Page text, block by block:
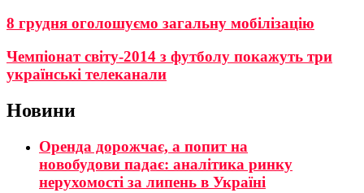
8 грудня оголошуємо загальну мобілізацію
Чемпіонат світу-2014 з футболу покажуть три
українські телеканали
Новини
Оренда дорожчає, а попит на
новобудови падає: аналітика ринку
нерухомості за липень в Україні